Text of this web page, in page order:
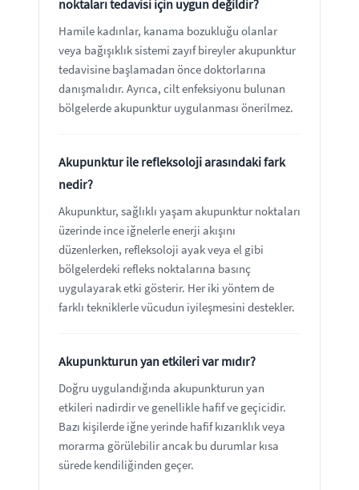
noktaları tedavisi için uygun değildir?
Hamile kadınlar, kanama bozukluğu olanlar
veya bağışıklık sistemi zayıf bireyler akupunktur
tedavisine başlamadan önce doktorlarına
danışmalıdır. Ayrıca, cilt enfeksiyonu bulunan
bölgelerde akupunktur uygulanması önerilmez.
Akupunktur ile refleksoloji arasındaki fark
nedir?
Akupunktur, sağlıklı yaşam akupunktur noktaları
üzerinde ince iğnelerle enerji akışını
düzenlerken, refleksoloji ayak veya el gibi
bölgelerdeki refleks noktalarına basınç
uygulayarak etki gösterir. Her iki yöntem de
farklı tekniklerle vücudun iyileşmesini destekler.
Akupunkturun yan etkileri var mıdır?
Doğru uygulandığında akupunkturun yan
etkileri nadirdir ve genellikle hafif ve geçicidir.
Bazı kişilerde iğne yerinde hafif kızarıklık veya
morarma görülebilir ancak bu durumlar kısa
sürede kendiliğinden geçer.